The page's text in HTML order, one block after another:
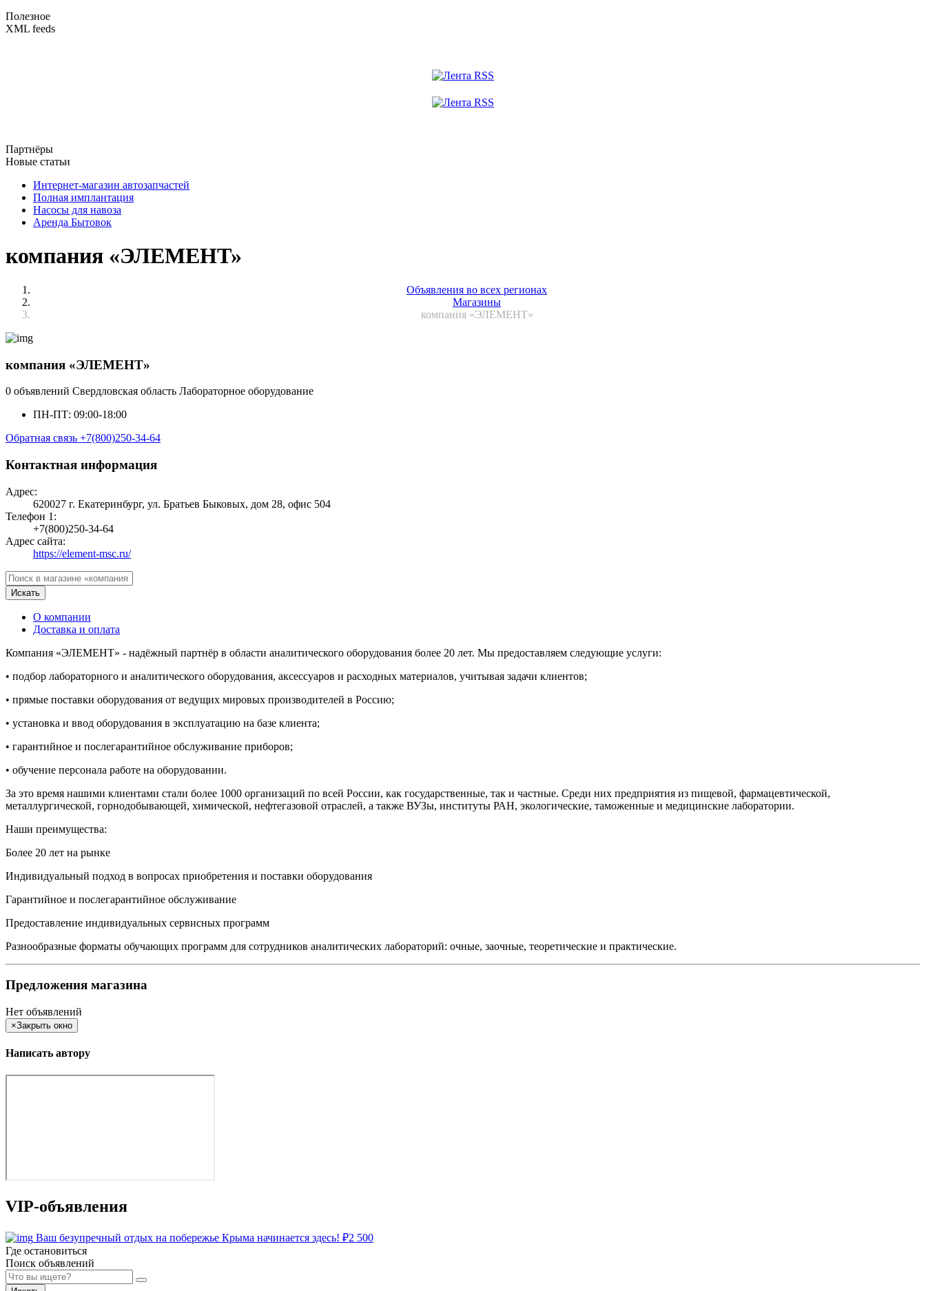
Полезное
XML feeds
Партнёры
Новые статьи
Интернет-магазин автозапчастей
Полная имплантация
Насосы для навоза
Аренда Бытовок
компания «ЭЛЕМЕНТ»
Объявления во всех регионах
Магазины
компания «ЭЛЕМЕНТ»
компания «ЭЛЕМЕНТ»
0 объявлений Свердловская область Лабораторное оборудование
ПН-ПТ: 09:00-18:00
Обратная связь +7(800)250-34-64
Контактная информация
Адрес:
620027 г. Екатеринбург, ул. Братьев Быковых, дом 28, офис 504
Телефон 1:
+7(800)250-34-64
Адрес сайта:
https://element-msc.ru/
Искать
О компании
Доставка и оплата
Компания «ЭЛЕМЕНТ» - надёжный партнёр в области аналитического оборудования более 20 лет. Мы предоставляем следующие услуги:
• подбор лабораторного и аналитического оборудования, аксессуаров и расходных материалов, учитывая задачи клиентов;
• прямые поставки оборудования от ведущих мировых производителей в Россию;
• установка и ввод оборудования в эксплуатацию на базе клиента;
• гарантийное и послегарантийное обслуживание приборов;
• обучение персонала работе на оборудовании.
За это время нашими клиентами стали более 1000 организаций по всей России, как государственные, так и частные. Среди них предприятия из пищевой, фармацевтической,
металлургической, горнодобывающей, химической, нефтегазовой отраслей, а также ВУЗы, институты РАН, экологические, таможенные и медицинские лаборатории.
Наши преимущества:
Более 20 лет на рынке
Индивидуальный подход в вопросах приобретения и поставки оборудования
Гарантийное и послегарантийное обслуживание
Предоставление индивидуальных сервисных программ
Разнообразные форматы обучающих программ для сотрудников аналитических лабораторий: очные, заочные, теоретические и практические.
Предложения магазина
Нет объявлений
×Закрыть окно
Написать автору
VIP-объявления
Ваш безупречный отдых на побережье Крыма начинается здесь! ₽2 500
Где остановиться
Поиск объявлений